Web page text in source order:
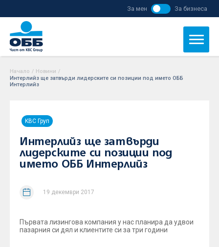
За мен За бизнеса
Начало / Новини /
Интерлийз ще затвърди лидерските си позиции под името ОББ
Интерлийз
KBC Груп
Интерлийз ще затвърди
лидерските си позиции под
името ОББ Интерлийз
19 декември 2017
Първата лизингова компания у нас планира да удвои
пазарния си дял и клиентите си за три години